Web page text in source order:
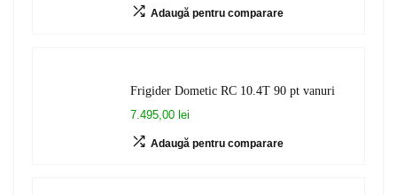
Adaugă pentru comparare
Frigider Dometic RC 10.4T 90 pt vanuri
7.495,00 lei
Adaugă pentru comparare